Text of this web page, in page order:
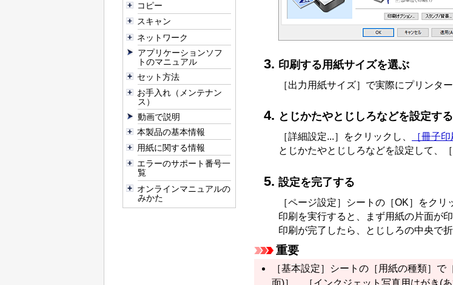
コピー
スキャン
ネットワーク
アプリケーションソフ
トのマニュアル
セット方法
お手入れ（メンテナン
ス）
動画で説明
本製品の基本情報
用紙に関する情報
エラーのサポート番号一
覧
オンラインマニュアルの
みかた
印刷する用紙サイズを選ぶ
［出力用紙サイズ］ で実際にプリンタ
とじかたやとじしろなどを設定する
［詳細設定...］ をクリックし、 ［冊子印
とじかたやとじしろなどを設定して、
設定を完了する
［ページ設定］ シートの ［OK］
をクリ
印刷を実行すると、まず用紙の片面が
印刷が完了したら、とじしろの中央で
重要
［基本設定］ シートの［用紙の種類］ で
面)］
［インクジェット写真用はがき(あ